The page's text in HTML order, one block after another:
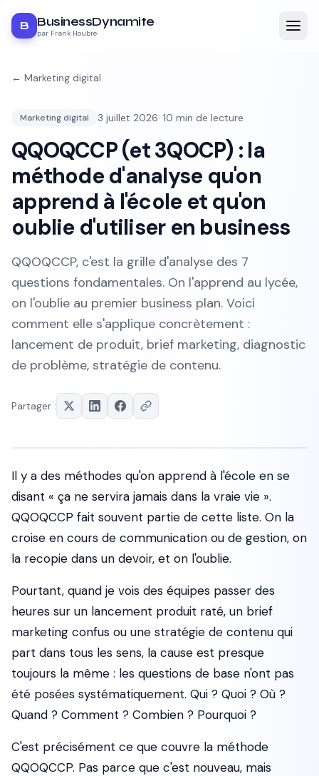
B BusinessDynamite
par Frank Houbre
← Marketing digital
Marketing digital 3 juillet 2026· 10 min de lecture
QQOQCCP (et 3QOCP) : la
méthode d'analyse qu'on
apprend à l'école et qu'on
oublie d'utiliser en business
QQOQCCP, c'est la grille d'analyse des 7
questions fondamentales. On l'apprend au lycée,
on l'oublie au premier business plan. Voici
comment elle s'applique concrètement :
lancement de produit, brief marketing, diagnostic
de problème, stratégie de contenu.
Partager :
Il y a des méthodes qu'on apprend à l'école en se
disant « ça ne servira jamais dans la vraie vie ».
QQOQCCP fait souvent partie de cette liste. On la
croise en cours de communication ou de gestion, on
la recopie dans un devoir, et on l'oublie.
Pourtant, quand je vois des équipes passer des
heures sur un lancement produit raté, un brief
marketing confus ou une stratégie de contenu qui
part dans tous les sens, la cause est presque
toujours la même : les questions de base n'ont pas
été posées systématiquement. Qui ? Quoi ? Où ?
Quand ? Comment ? Combien ? Pourquoi ?
C'est précisément ce que couvre la méthode
QQOQCCP. Pas parce que c'est nouveau, mais